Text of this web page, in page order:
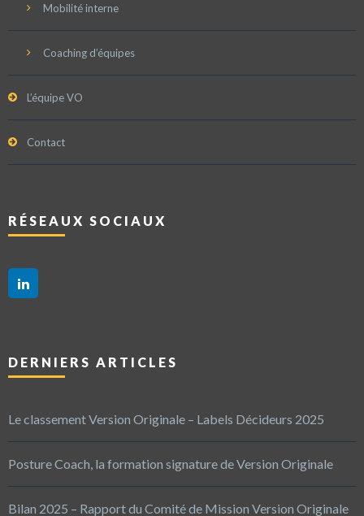
Mobilité interne
Coaching d’équipes
L’équipe VO
Contact
RÉSEAUX SOCIAUX
DERNIERS ARTICLES
Le classement Version Originale – Labels Décideurs 2025
Posture Coach, la formation signature de Version Originale
Bilan 2025 – Rapport du Comité de Mission Version Originale